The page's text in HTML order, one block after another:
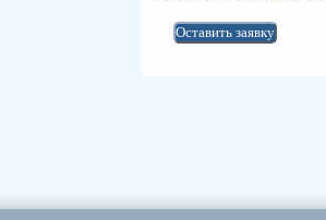
Оставить заявку